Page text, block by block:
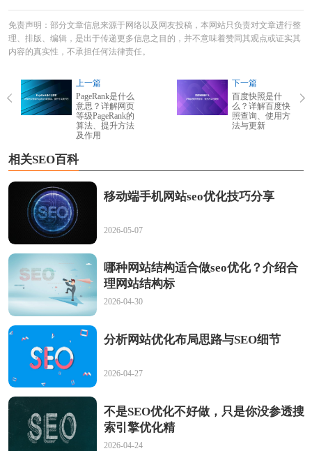
免责声明：部分文章信息来源于网络以及网友投稿，本网站只负责对文章进行整
理、排版、编辑，是出于传递更多信息之目的，并不意味着赞同其观点或证实其
内容的真实性，不承担任何法律责任。
上一篇
PageRank是什么
意思？详解网页
等级PageRank的
算法、提升方法
及作用
下一篇
百度快照是什
么？详解百度快
照查询、使用方
法与更新
相关SEO百科
移动端手机网站seo优化技巧分享
2026-05-07
哪种网站结构适合做seo优化？介绍合
理网站结构标
2026-04-30
分析网站优化布局思路与SEO细节
2026-04-27
不是SEO优化不好做，只是你没参透搜
索引擎优化精
2026-04-24